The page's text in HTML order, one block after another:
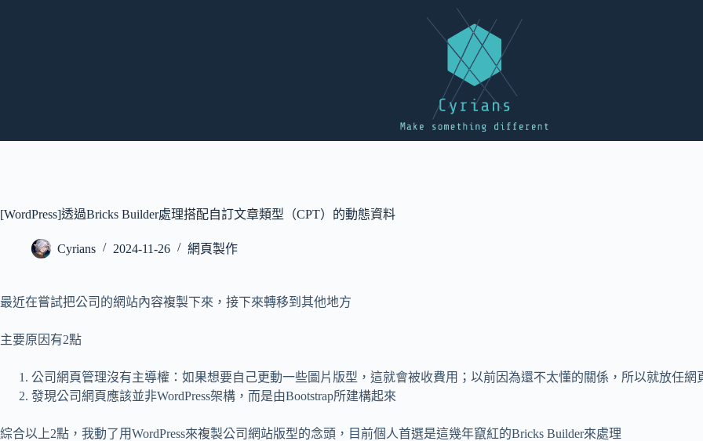
[WordPress]透過Bricks Builder處理搭配自訂文章類型（CPT）的動態資料
Cyrians 2024-11-26 網頁製作
最近在嘗試把公司的網站內容複製下來，接下來轉移到其他地方
主要原因有2點
公司網頁管理沒有主導權：如果想要自己更動一些圖片版型，這就會被收費用；以前因為還不太懂的關係，所以就放任網
發現公司網頁應該並非WordPress架構，而是由Bootstrap所建構起來
綜合以上2點，我動了用WordPress來複製公司網站版型的念頭，目前個人首選是這幾年竄紅的Bricks Builder來處理